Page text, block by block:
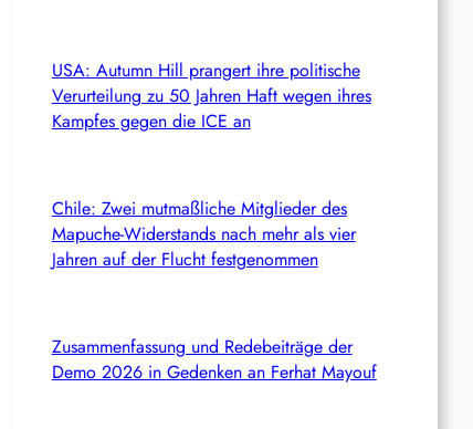
USA: Autumn Hill prangert ihre politische
Verurteilung zu 50 Jahren Haft wegen ihres
Kampfes gegen die ICE an
Chile: Zwei mutmaßliche Mitglieder des
Mapuche-Widerstands nach mehr als vier
Jahren auf der Flucht festgenommen
Zusammenfassung und Redebeiträge der
Demo 2026 in Gedenken an Ferhat Mayouf